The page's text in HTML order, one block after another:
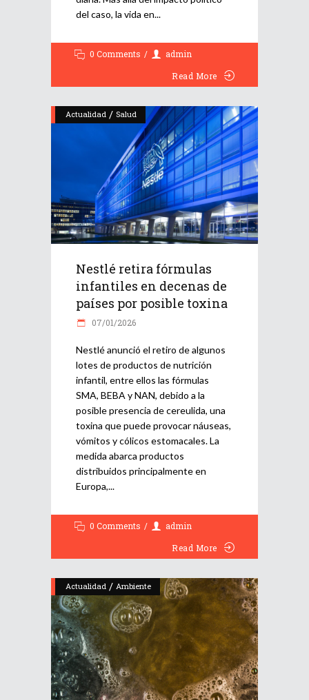
del caso, la vida en
0 Comments
admin
Read More
Actualidad / Salud
Nestlé retira fórmulas
infantiles en decenas de
países por posible toxina
07/01/2026
Nestlé anunció el retiro de algunos
lotes de productos de nutrición
infantil, entre ellos las fórmulas
SMA, BEBA y NAN, debido a la
posible presencia de cereulida, una
toxina que puede provocar náuseas,
vómitos y cólicos estomacales. La
medida abarca productos
distribuidos principalmente en
Europa,
0 Comments
admin
Read More
Actualidad / Ambiente